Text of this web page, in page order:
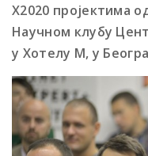
Х2020 пројектима
Научном клубу
у Хотелу М, у